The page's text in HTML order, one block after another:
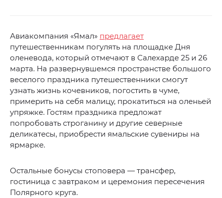
Авиакомпания «Ямал» предлагает
путешественникам погулять на площадке Дня
оленевода, который отмечают в Салехарде 25 и 26
марта. На развернувшемся пространстве большого
веселого праздника путешественники смогут
узнать жизнь кочевников, погостить в чуме,
примерить на себя малицу, прокатиться на оленьей
упряжке. Гостям праздника предложат
попробовать строганину и другие северные
деликатесы, приобрести ямальские сувениры на
ярмарке.
Остальные бонусы стоповера — трансфер,
гостиница с завтраком и церемония пересечения
Полярного круга.